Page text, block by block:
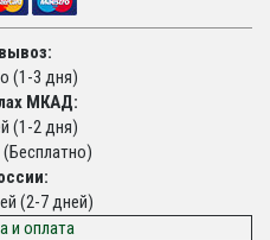
(1-3 дня)
МКАД:
(1-2 дня)
(Бесплатно)
(2-7 дней)
и оплата